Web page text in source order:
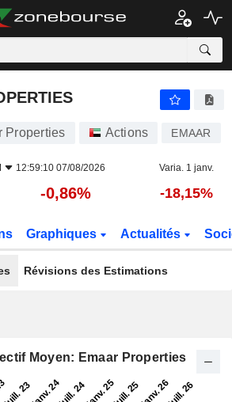
Properties Actions EMAAR
12:59:10 07/08/2026 Varia. 1 janv.
-0,86% -18,15%
Graphiques Actualités
Révisions des Estimations
Moyen: Emaar Properties